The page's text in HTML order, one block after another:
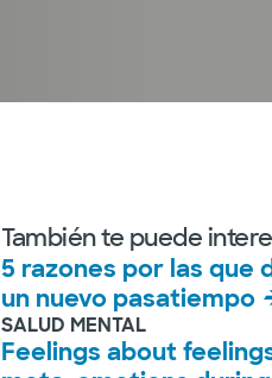
También te puede
5 razones por las que
un nuevo pasatiempo
SALUD MENTAL
Feelings about